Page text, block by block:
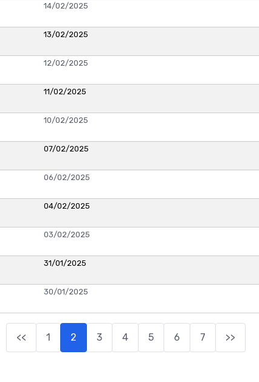
14/02/2025
13/02/2025
12/02/2025
11/02/2025
10/02/2025
07/02/2025
06/02/2025
04/02/2025
03/02/2025
31/01/2025
30/01/2025
<< 1 2 3 4 5 6 7 >>